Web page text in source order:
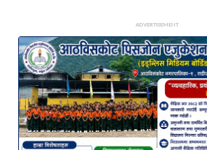
ADVERTISEMENT